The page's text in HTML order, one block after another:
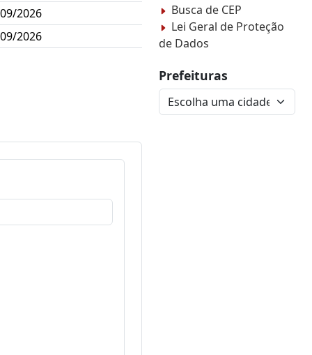
2026
2026
Busca de CEP
Lei Geral de Proteção
de Dados
Prefeituras